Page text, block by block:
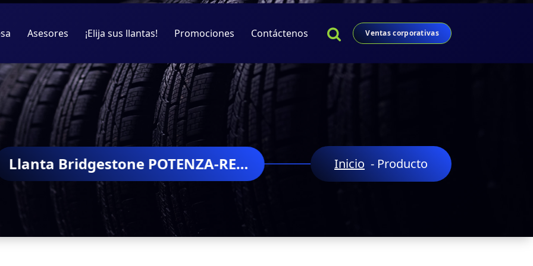
Asesores ¡Elija sus llantas! Promociones Contáctenos Ventas corporativas
Llanta Bridgestone POTENZA-RE760-SPORT Inicio - Producto